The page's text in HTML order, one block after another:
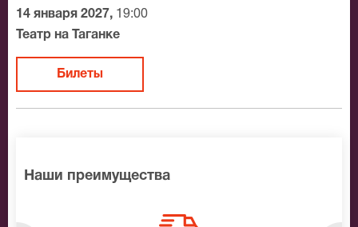
14 января 2027, 19:00
Театр на Таганке
Билеты
Наши преимущества